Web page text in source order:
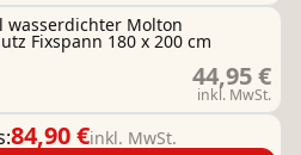
wasserdichter Molton
Fixspann 180 x 200 cm
44,95 €
inkl. MwSt.
84,90 €inkl. MwSt.